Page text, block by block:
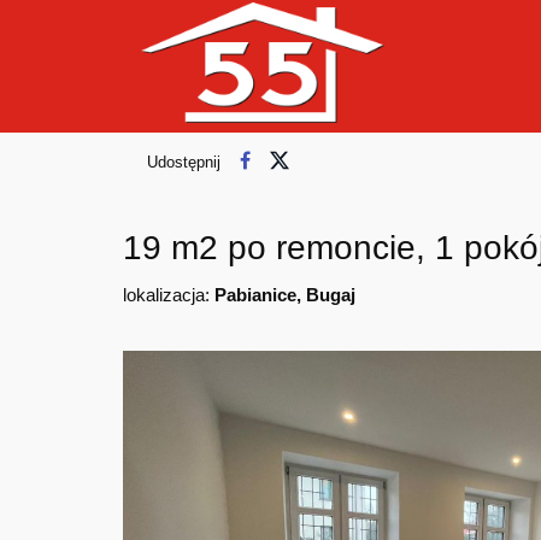
Udostępnij
19 m2 po remoncie, 1
lokalizacja: Pabianice, Bugaj